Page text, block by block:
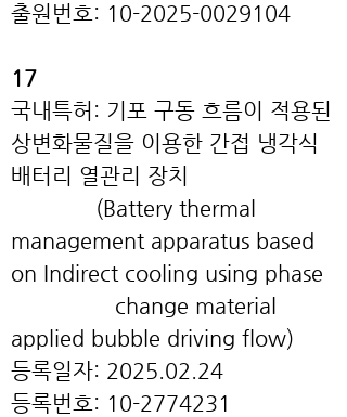
출원번호: 10-2025-0029104
17
국내특허: 기포 구동 흐름이 적용된
상변화물질을 이용한 간접 냉각식
배터리 열관리 장치
(Battery thermal
management apparatus based
on Indirect cooling using phase
change material
applied bubble driving flow)
등록일자: 2025.02.24
등록번호: 10-2774231